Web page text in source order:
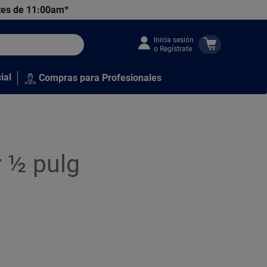
de 11:00am*
Inicia sesión
o Regístrate
Compras para Profesionales
½ pulg